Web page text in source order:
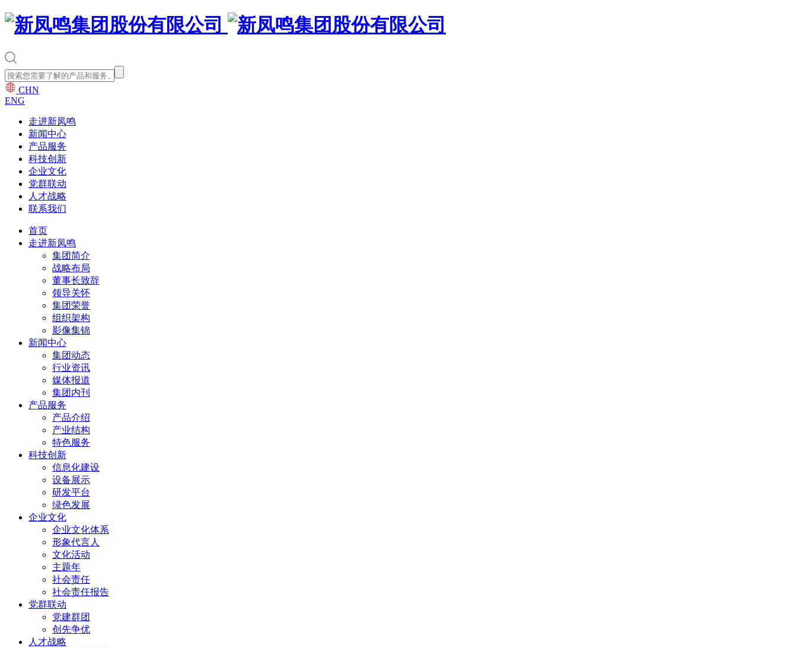
CHN
ENG
走进新凤鸣
新闻中心
产品服务
科技创新
企业文化
党群联动
人才战略
联系我们
首页
走进新凤鸣
集团简介
战略布局
董事长致辞
领导关怀
集团荣誉
组织架构
影像集锦
新闻中心
集团动态
行业资讯
媒体报道
集团内刊
产品服务
产品介绍
产业结构
特色服务
科技创新
信息化建设
设备展示
研发平台
绿色发展
企业文化
企业文化体系
形象代言人
文化活动
主题年
社会责任
社会责任报告
党群联动
党建群团
创先争优
人才战略